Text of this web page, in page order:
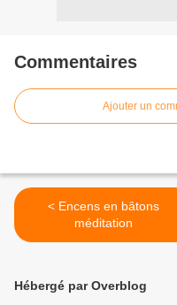
Commentaires
Ajouter un
< Encens en bâtons
méditation
Hébergé par Overblog